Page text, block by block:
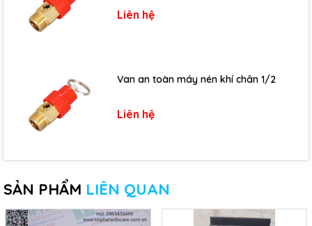
Liên hệ
Van an toàn máy nén khí chân 1/2
Liên hệ
SẢN PHẨM LIÊN QUAN